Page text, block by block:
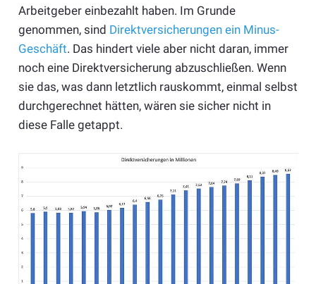
Arbeitgeber einbezahlt haben. Im Grunde
genommen, sind Direktversicherungen ein Minus-
Geschäft. Das hindert viele aber nicht daran, immer
noch eine Direktversicherung abzuschließen. Wenn
sie das, was dann letztlich rauskommt, einmal selbst
durchgerechnet hätten, wären sie sicher nicht in
diese Falle getappt.